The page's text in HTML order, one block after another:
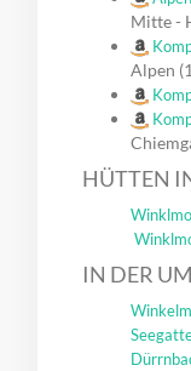
Mitte -
Alpen
HÜTTEN
IN DER